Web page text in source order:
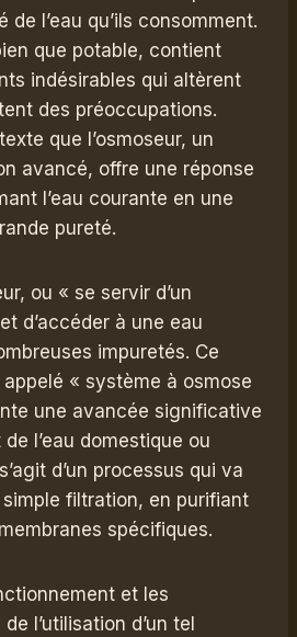
de l’eau qu’ils consomment.
que potable, contient
indésirables qui altèrent
des préoccupations.
que l’osmoseur, un
avancé, offre une réponse
l’eau courante en une
pureté.
ou « se servir d’un
d’accéder à une eau
impuretés. Ce
« système à osmose
une avancée significative
l’eau domestique ou
d’un processus qui va
filtration, en purifiant
spécifiques.
et les
l’utilisation d’un tel